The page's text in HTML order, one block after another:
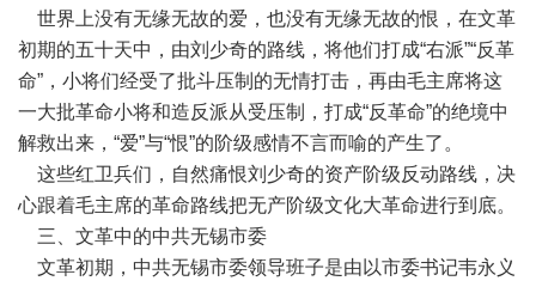
世界上没有无缘无故的爱，也没有无缘无故的恨，在文革
初期的五十天中，由刘少奇的路线，将他们打成“右派”“反革
命”，小将们经受了批斗压制的无情打击，再由毛主席将这
一大批革命小将和造反派从受压制，打成“反革命”的绝境中
解救出来，“爱”与“恨”的阶级感情不言而喻的产生了。
这些红卫兵们，自然痛恨刘少奇的资产阶级反动路线，决
心跟着毛主席的革命路线把无产阶级文化大革命进行到底。
三、文革中的中共无锡市委
文革初期，中共无锡市委领导班子是由以市委书记韦永义